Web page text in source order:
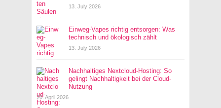
13. July 2026
Einweg-Vapes richtig entsorgen: Was
technisch und ökologisch zählt
13. July 2026
Nachhaltiges Nextcloud-Hosting: So
gelingt Nachhaltigkeit bei der Cloud-
Nutzung
20. April 2026